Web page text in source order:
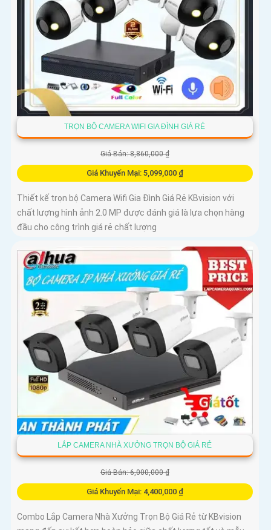
TRỌN BỘ CAMERA WIFI GIA ĐÌNH GIÁ RẺ
Giá Bán: 8,860,000 ₫
Giá Khuyến Mại: 5,099,000 ₫
Thiết kế trọn bộ Camera Wifi Gia Đình Giá Rẻ KBvision với
chất lượng hình ảnh 2.0 MP được đánh giá là lựa chọn hàng
đầu cho công trình giá rẻ chất lượng
LẮP CAMERA NHÀ XƯỞNG TRỌN BỘ GIÁ RẺ
Giá Bán: 6,000,000 ₫
Giá Khuyến Mại: 4,400,000 ₫
Combo Lắp Camera Nhà Xưởng Trọn Bộ Giá Rẻ từ KBvision